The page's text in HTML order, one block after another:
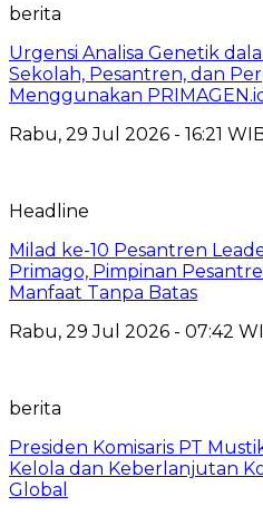
berita
Urgensi Analisa Genetik
Sekolah, Pesantren, dan
Menggunakan
Rabu, 29 Jul 2026 - 16:21
Headline
Milad ke-10 Pesantren
Primago, Pimpinan
Manfaat Tanpa Batas
Rabu, 29 Jul 2026 - 07:42
berita
Presiden Komisaris PT
Kelola dan Keberlanjutan
Global